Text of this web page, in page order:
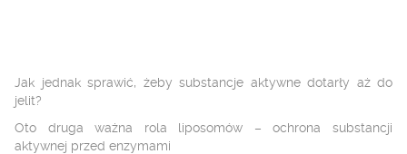
Jak jednak sprawić, żeby substancje aktywne dotarły aż do
jelit?
Oto druga ważna rola liposomów – ochrona substancji
aktywnej przed enzymami